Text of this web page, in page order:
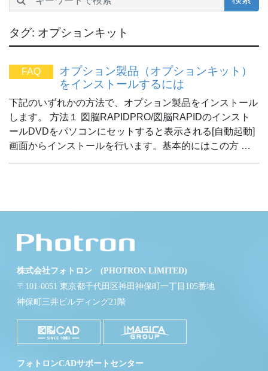
タグ: オプションキット
FAQ
オプション製品（オプションキット）
をインストールするには
下記のいずれかの方法で、オプション製品をインストール
します。 方法１ 図脳RAPIDPRO/図脳RAPIDのインスト
ールDVDをパソコンにセットすると表示される[自動起動]
画面からインストールを行います。基本的にはこの方 …
株式会社フォトロン (PHOTRON LIMITED)
〒101-0051 東京都千代田区神田神保町一丁目105番地
神保町三井ビルディング21階
フォトロンCADサポートセンター